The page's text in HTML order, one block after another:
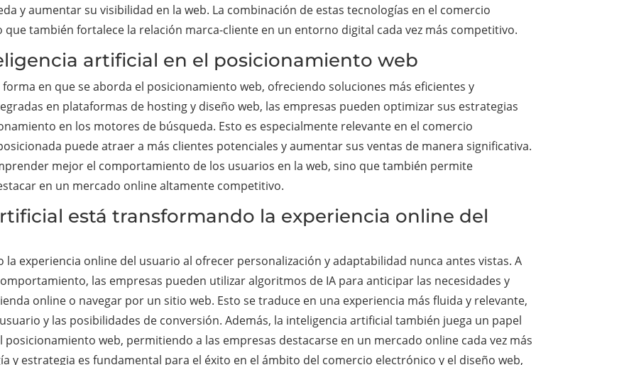
y aumentar su visibilidad en la web. La combinación de estas tecnologías en el comercio
también fortalece la relación marca-cliente en un entorno digital cada vez más competitivo.
artificial en el posicionamiento web
en que se aborda el posicionamiento web, ofreciendo soluciones más eficientes y
en plataformas de hosting y diseño web, las empresas pueden optimizar sus estrategias
en los motores de búsqueda. Esto es especialmente relevante en el comercio
puede atraer a más clientes potenciales y aumentar sus ventas de manera significativa.
mejor el comportamiento de los usuarios en la web, sino que también permite
en un mercado online altamente competitivo.
está transformando la experiencia online del
experiencia online del usuario al ofrecer personalización y adaptabilidad nunca antes vistas. A
las empresas pueden utilizar algoritmos de IA para anticipar las necesidades y
online o navegar por un sitio web. Esto se traduce en una experiencia más fluida y relevante,
y las posibilidades de conversión. Además, la inteligencia artificial también juega un papel
posicionamiento web, permitiendo a las empresas destacarse en un mercado online cada vez más
y estrategia es fundamental para el éxito en el ámbito del comercio electrónico y el diseño web,